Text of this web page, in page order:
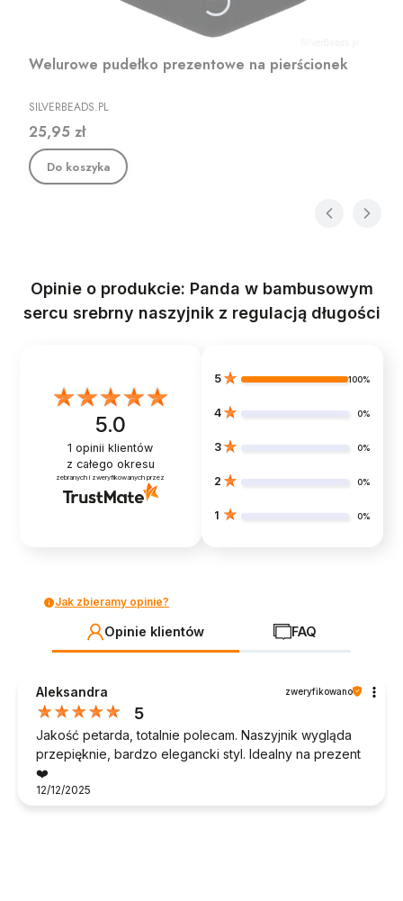
Welurowe pudełko prezentowe na pierścionek
PRODUCENT
SILVERBEADS.PL
Cena
25,95 zł
Do koszyka
Opinie o produkcie: Panda w bambusowym
sercu srebrny naszyjnik z regulacją długości
5.0
1 opinii klientów
z całego okresu
zebranych i zweryfikowanych przez
5 100%
4 0%
3 0%
2 0%
1 0%
Jak zbieramy opinie?
Opinie klientów FAQ
Aleksandra zweryfikowano
5
Jakość petarda, totalnie polecam. Naszyjnik wygląda
przepięknie, bardzo elegancki styl. Idealny na prezent
❤️
12/12/2025